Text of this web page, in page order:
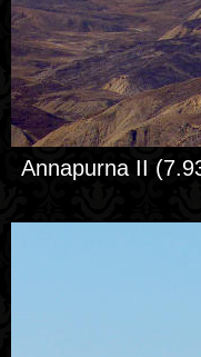
Annapurna II